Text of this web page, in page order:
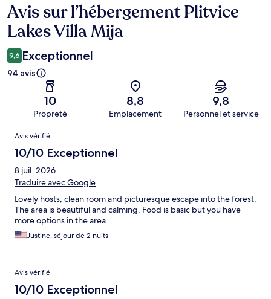
Avis
Avis sur l’hébergement Plitvice
Lakes Villa Mija
9,6 Exceptionnel
94 avis
10
Propreté
8,8
Emplacement
9,8
Personnel et service
Avis
Avis vérifié
10/10 Exceptionnel
8 juil. 2026
Traduire avec Google
Lovely hosts, clean room and picturesque escape into the forest.
The area is beautiful and calming. Food is basic but you have
more options in the area.
Justine, séjour de 2 nuits
Avis vérifié
10/10 Exceptionnel